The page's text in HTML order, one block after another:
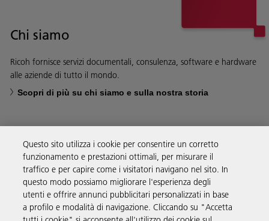
Chi siamo
Ricoh fornisce servizi documentali, consulenza, software e hardware
alle aziende di tutto il mondo.
Scopri di più su chi siamo e sulla nostra storia
Soluzioni
Prodotti e servizi
Questo sito utilizza i cookie per consentire un corretto
funzionamento e prestazioni ottimali, per misurare il
traffico e per capire come i visitatori navigano nel sito. In
questo modo possiamo migliorare l'esperienza degli
utenti e offrire annunci pubblicitari personalizzati in base
a profilo e modalità di navigazione. Cliccando su "Accetta